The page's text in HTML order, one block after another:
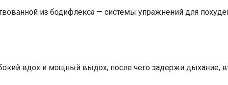
из бодифлекса — системы упражнений для
вдох и мощный выдох, после чего задержи